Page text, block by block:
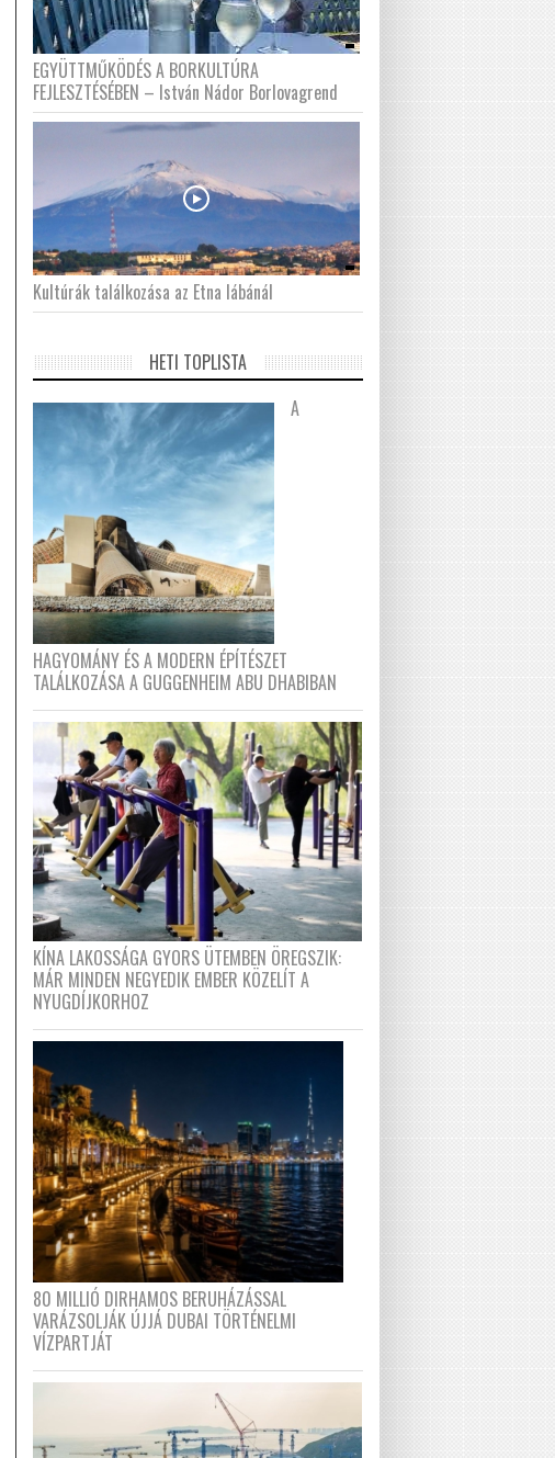
EGYÜTTMŰKÖDÉS A BORKULTÚRA
FEJLESZTÉSÉBEN – István Nádor Borlovagrend
Kultúrák találkozása az Etna lábánál
HETI TOPLISTA
A
HAGYOMÁNY ÉS A MODERN ÉPÍTÉSZET
TALÁLKOZÁSA A GUGGENHEIM ABU DHABIBAN
KÍNA LAKOSSÁGA GYORS ÜTEMBEN ÖREGSZIK:
MÁR MINDEN NEGYEDIK EMBER KÖZELÍT A
NYUGDÍJKORHOZ
80 MILLIÓ DIRHAMOS BERUHÁZÁSSAL
VARÁZSOLJÁK ÚJJÁ DUBAI TÖRTÉNELMI
VÍZPARTJÁT